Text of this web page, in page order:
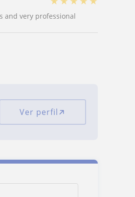
and very professional
Ver perfil